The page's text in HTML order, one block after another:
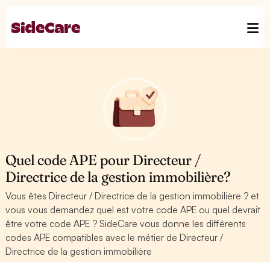
Quel code APE pour Directeur /
Directrice de la gestion immobilière?
Vous êtes Directeur / Directrice de la gestion immobilière ? et
vous vous demandez quel est votre code APE ou quel devrait
être votre code APE ? SideCare vous donne les différents
codes APE compatibles avec le métier de Directeur /
Directrice de la gestion immobilière